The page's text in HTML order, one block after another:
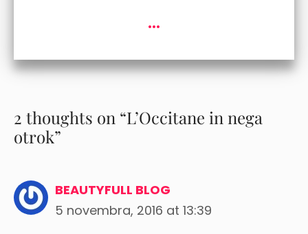
...
2 thoughts on “L’Occitane in nega
otrok”
BEAUTYFULL BLOG
5 novembra, 2016 at 13:39